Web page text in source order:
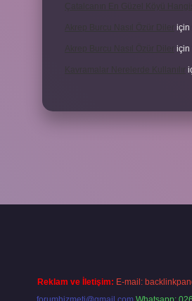
için
için
Reklam ve İletişim: E-mail: